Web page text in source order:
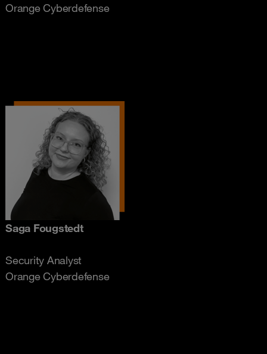
Orange Cyberdefense
Saga Fougstedt
Security Analyst
Orange Cyberdefense